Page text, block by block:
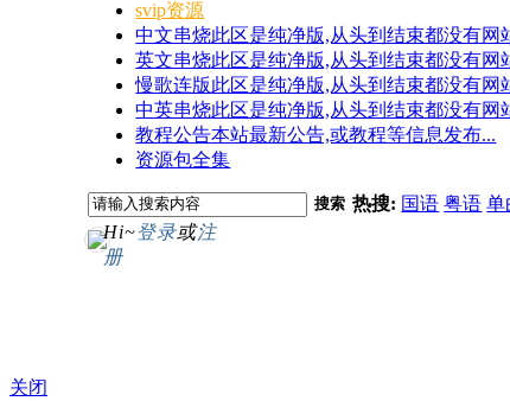
svip资源
中文串烧此区是纯净版,从头到结束都没有网
英文串烧此区是纯净版,从头到结束都没有网
慢歌连版此区是纯净版,从头到结束都没有网
中英串烧此区是纯净版,从头到结束都没有网
教程公告本站最新公告,或教程等信息发布...
资源包全集
搜索 热搜: 国语 粤语 单
Hi~登录或注
册
关闭